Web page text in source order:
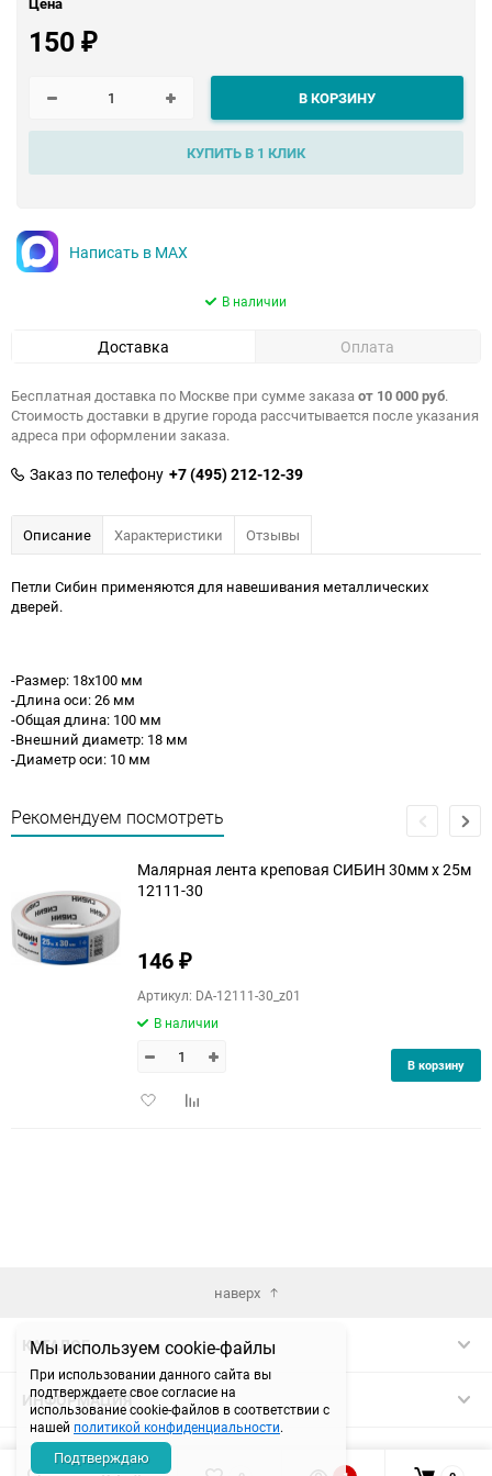
Мы используем cookie-файлы
При использовании данного сайта вы
подтверждаете свое согласие на
использование cookie-файлов в соответствии с
нашей политикой конфиденциальности.
Подтверждаю
150 ₽
В КОРЗИНУ
КУПИТЬ В 1 КЛИК
Написать в MAX
В наличии
Доставка Оплата
Бесплатная доставка по Москве при сумме заказаот 10 000 руб.
Стоимость доставки в другие города рассчитывается после указания
адреса при оформлении заказа.
Заказ по телефону +7 (495) 212-12-39
Описание Характеристики Отзывы
Петли Сибин применяются для навешивания металлических
дверей.
-Размер: 18x100 мм
-Длина оси: 26 мм
-Общая длина: 100 мм
-Внешний диаметр: 18 мм
-Диаметр оси: 10 мм
Рекомендуем посмотреть
Малярная лента креповая CИБИН 30мм х 25м
12111-30
146 ₽
Артикул: DA-12111-30_z01
В наличии
ДобавитьДобавить
В корзину
наверх
КАТАЛОГ
ИНФОРМАЦИЯ
КОНТАКТЫ